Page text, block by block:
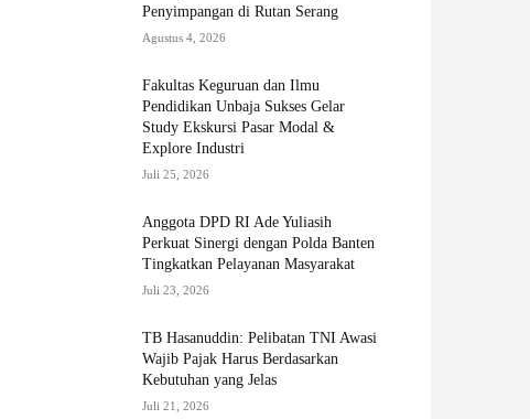
Penyimpangan di Rutan Serang
Agustus 4, 2026
Fakultas Keguruan dan Ilmu
Pendidikan Unbaja Sukses Gelar
Study Ekskursi Pasar Modal &
Explore Industri
Juli 25, 2026
Anggota DPD RI Ade Yuliasih
Perkuat Sinergi dengan Polda Banten
Tingkatkan Pelayanan Masyarakat
Juli 23, 2026
TB Hasanuddin: Pelibatan TNI Awasi
Wajib Pajak Harus Berdasarkan
Kebutuhan yang Jelas
Juli 21, 2026